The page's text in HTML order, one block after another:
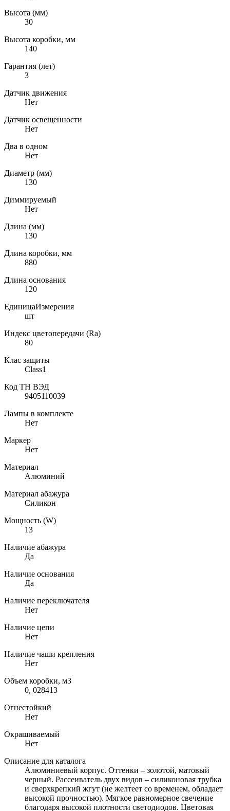
Высота (мм)
30
Высота коробки, мм
140
Гарантия (лет)
3
Датчик движения
Нет
Датчик освещенности
Нет
Два в одном
Нет
Диаметр (мм)
130
Диммируемый
Нет
Длина (мм)
130
Длина коробки, мм
880
Длина основания
120
ЕдиницаИзмерения
шт
Индекс цветопередачи (Ra)
80
Клас защиты
Class1
Код ТН ВЭД
9405110039
Лампы в комплекте
Нет
Маркер
Нет
Материал
Алюминий
Материал абажура
Силикон
Мощность (W)
13
Наличие абажура
Да
Наличие основания
Да
Наличие переключателя
Нет
Наличие цепи
Нет
Наличие чаши крепления
Нет
Объем коробки, м3
0, 028413
Огнестойкий
Нет
Окрашиваемый
Нет
Описание для каталога
Алюминиевый корпус. Оттенки – золотой, матовый
черный. Рассеиватель двух видов – силиконовая трубка
и сверхкрепкий жгут (не желтеет со временем, обладает
высокой прочностью). Мягкое равномерное свечение
благодаря высокой плотности светодиодов. Цветовая